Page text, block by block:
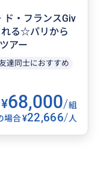
・フランスGiv
る☆パリから
アー
達同士におすすめ
¥68,000/組
場合¥22,666/人